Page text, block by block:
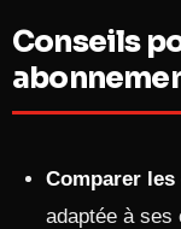
Conseils
Comparer les
adaptée à ses